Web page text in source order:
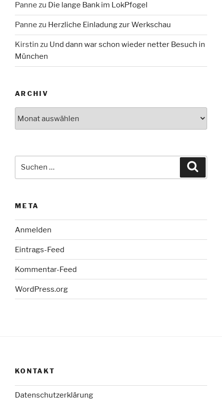
Panne zu Die lange Bank im LokPfogel
Panne zu Herzliche Einladung zur Werkschau
Kirstin zu Und dann war schon wieder netter Besuch in
München
ARCHIV
META
Anmelden
Eintrags-Feed
Kommentar-Feed
WordPress.org
KONTAKT
Datenschutzerklärung